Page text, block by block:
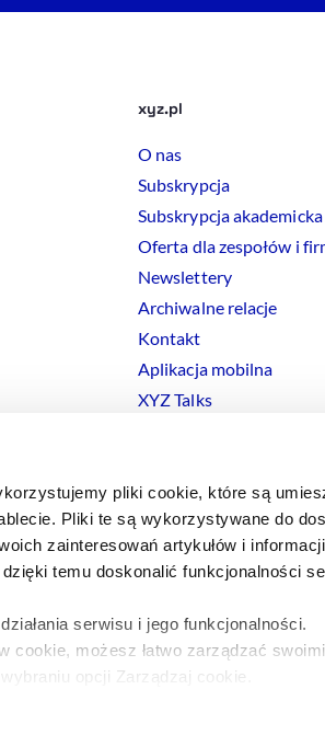
pliki cookie, które są
Pliki te są wykorzystywane do
zainteresowań artykułów i
temu doskonalić funkcjonalności
serwisu i jego funkcjonalności.
możesz łatwo zarządzać
opcji Zarządzaj cookie.
w naszej
xyz.pl
O nas
Subskrypcja
Subskrypcja akademicka
Oferta dla zespołów i
Newslettery
Archiwalne relacje
Kontakt
Aplikacja mobilna
XYZ Talks
PolitykaCookiesRegulaminUstawienia